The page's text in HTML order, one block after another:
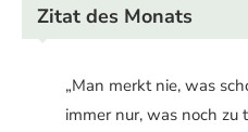
Zitat des Monats
„Man merkt nie, was
immer nur, was noch zu